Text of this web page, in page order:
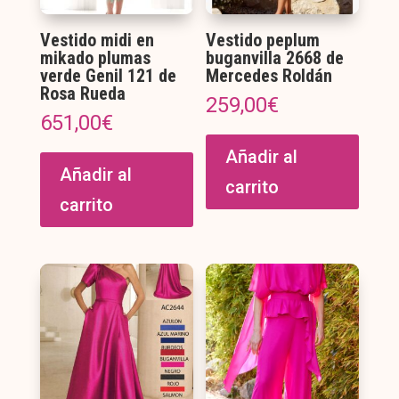
Vestido midi en
mikado plumas
verde Genil 121 de
Rosa Rueda
651,00€
Añadir al
carrito
Vestido peplum
buganvilla 2668 de
Mercedes Roldán
259,00€
Añadir al
carrito